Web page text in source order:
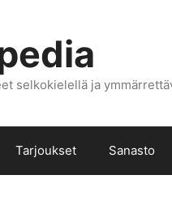
selkokielellä ja
Tarjoukset Sanasto